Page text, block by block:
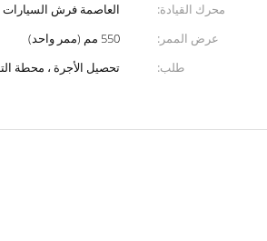
محرك القيادة:
العاصمة فرش السيارات
عرض الممر:
550 مم (ممر واحد)
طلب:
تحصيل الأجرة ، محطة